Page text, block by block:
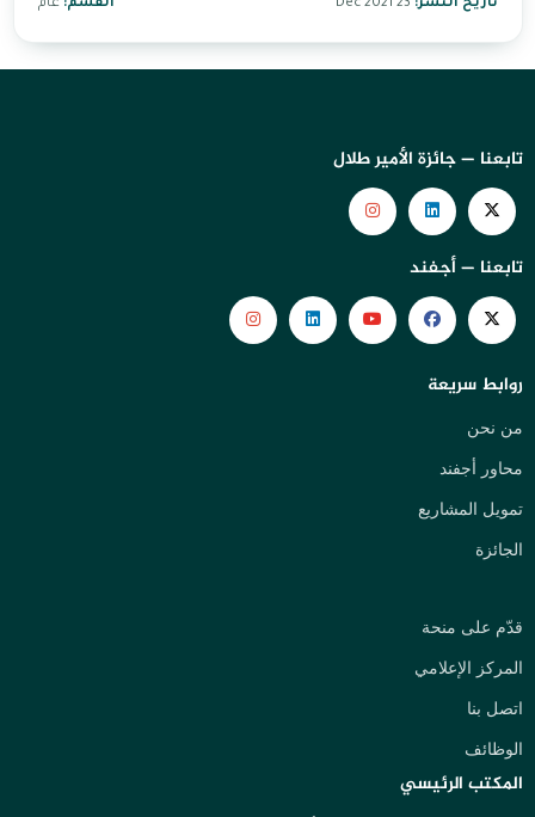
تاريخ النشر: القسم: عام
تابعنا — جائزة الأمير طلال
تابعنا — أجفند
روابط سريعة
من نحن
محاور أجفند
تمويل المشاريع
الجائزة
قدّم على منحة
المركز الإعلامي
اتصل بنا
الوظائف
المكتب الرئيسي